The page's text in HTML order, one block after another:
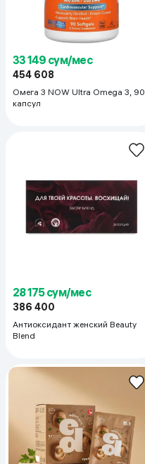
33 149 сум/мес
454 608
Омега 3 NOW Ultra Omega 3, 90
капсул
28 175 сум/мес
386 400
Антиоксидант женский Beauty
Blend